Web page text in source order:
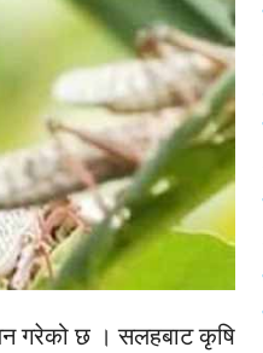
गरेको छ । सलहबाट कृषि